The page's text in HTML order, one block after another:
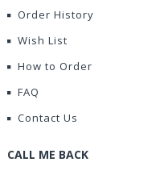
Order History
Wish List
How to Order
FAQ
Contact Us
CALL ME BACK